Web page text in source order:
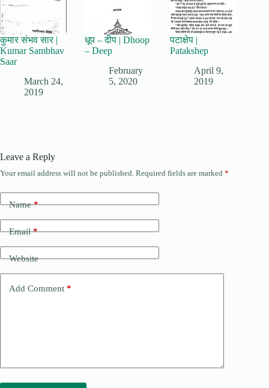
कुमार संभव सार |
Kumar Sambhav
Saar
March 24,
2019
धूप – दीप | Dhoop
– Deep
February
5, 2020
पटाक्षेप |
Patakshep
April 9,
2019
Leave a Reply
Your email address will not be published. Required fields are marked *
Name*
Email*
Website
Add Comment *